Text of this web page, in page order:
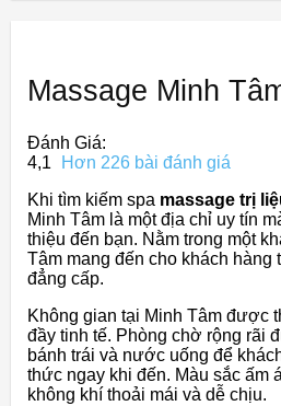
Massage Minh
Đánh Giá:
4,1
Hơn 226 bài đánh giá
Khi tìm kiếm spa massage trị
Minh Tâm là một địa chỉ uy tín
thiệu đến bạn. Nằm trong một
Tâm mang đến cho khách hàng
đẳng cấp.
Không gian tại Minh Tâm được
đầy tinh tế. Phòng chờ rộng rãi
bánh trái và nước uống để
thức ngay khi đến. Màu sắc ấm
không khí thoải mái và dễ chịu.